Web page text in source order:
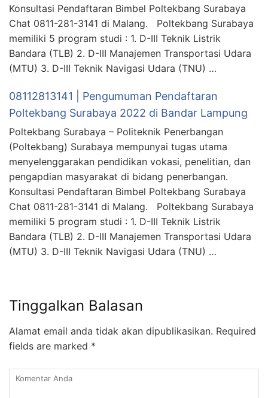
Konsultasi Pendaftaran Bimbel Poltekbang Surabaya
Chat 0811-281-3141 di Malang. Poltekbang Surabaya
memiliki 5 program studi : 1. D-III Teknik Listrik
Bandara (TLB) 2. D-III Manajemen Transportasi Udara
(MTU) 3. D-III Teknik Navigasi Udara (TNU) …
08112813141 | Pengumuman Pendaftaran
Poltekbang Surabaya 2022 di Bandar Lampung
Poltekbang Surabaya – Politeknik Penerbangan
(Poltekbang) Surabaya mempunyai tugas utama
menyelenggarakan pendidikan vokasi, penelitian, dan
pengapdian masyarakat di bidang penerbangan.
Konsultasi Pendaftaran Bimbel Poltekbang Surabaya
Chat 0811-281-3141 di Malang. Poltekbang Surabaya
memiliki 5 program studi : 1. D-III Teknik Listrik
Bandara (TLB) 2. D-III Manajemen Transportasi Udara
(MTU) 3. D-III Teknik Navigasi Udara (TNU) …
Tinggalkan Balasan
Alamat email anda tidak akan dipublikasikan. Required
fields are marked *